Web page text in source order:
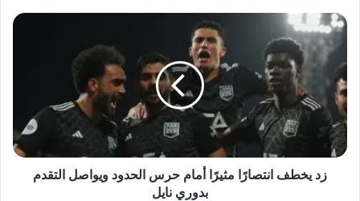
زد
يخطف
انتصارًا
مثيرًا
أمام
حرس
الحدود
ويواصل
التقدم
بدوريزد يخطف انتصارًا مثيرًا أمام حرس الحدود ويواصل التقدم
بدوري نايل